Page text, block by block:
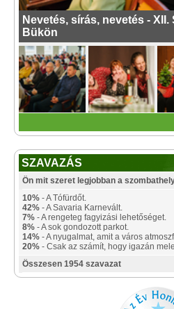
Nevetés, sírás, nevetés -
Bükön
SZAVAZÁS
Ön mit szeret legjobban a
10% - A Tófürdőt.
42% - A Savaria Karnevált.
7% - A rengeteg fagyizási lehetőséget.
8% - A sok gondozott parkot.
14% - A nyugalmat, amit a város
20% - Csak az számít, hogy igazán
Összesen 1954 szavazat